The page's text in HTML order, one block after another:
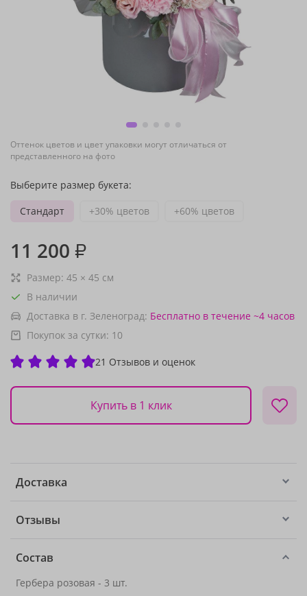
Оттенок цветов и цвет упаковки могут отличаться от
представленного на фото
Выберите размер букета:
Стандарт
+30% цветов +60% цветов
11 200 ₽
Размер: 45 × 45 см
В наличии
Доставка в г. Зеленоград: Бесплатно в течение ~4 часов
Покупок за сутки: 10
21 Отзывов и оценок
Купить в 1 клик
Доставка
Отзывы
Состав
Гербера розовая - 3 шт.